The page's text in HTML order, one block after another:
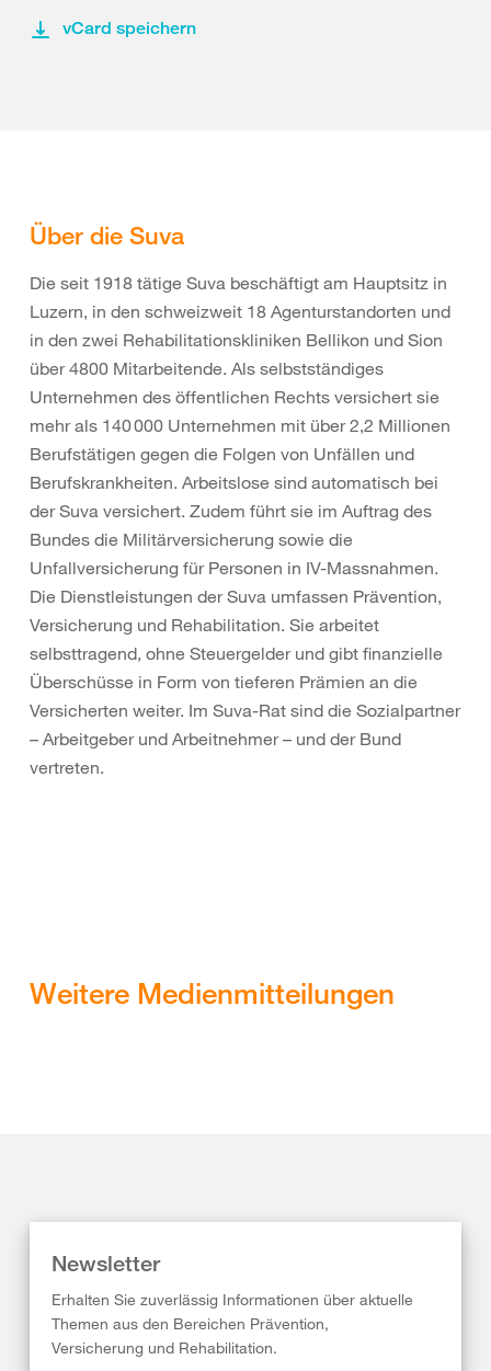
vCard speichern
Über die Suva
Die seit 1918 tätige Suva beschäftigt am Hauptsitz in
Luzern, in den schweizweit 18 Agenturstandorten und
in den zwei Rehabilitationskliniken Bellikon und Sion
über 4800 Mitarbeitende. Als selbstständiges
Unternehmen des öffentlichen Rechts versichert sie
mehr als 140 000 Unternehmen mit über 2,2 Millionen
Berufstätigen gegen die Folgen von Unfällen und
Berufskrankheiten. Arbeitslose sind automatisch bei
der Suva versichert. Zudem führt sie im Auftrag des
Bundes die Militärversicherung sowie die
Unfallversicherung für Personen in IV-Massnahmen.
Die Dienstleistungen der Suva umfassen Prävention,
Versicherung und Rehabilitation. Sie arbeitet
selbsttragend, ohne Steuergelder und gibt finanzielle
Überschüsse in Form von tieferen Prämien an die
Versicherten weiter. Im Suva-Rat sind die Sozialpartner
– Arbeitgeber und Arbeitnehmer – und der Bund
vertreten.
Weitere Medienmitteilungen
Newsletter
Erhalten Sie zuverlässig Informationen über aktuelle
Themen aus den Bereichen Prävention,
Versicherung und Rehabilitation.